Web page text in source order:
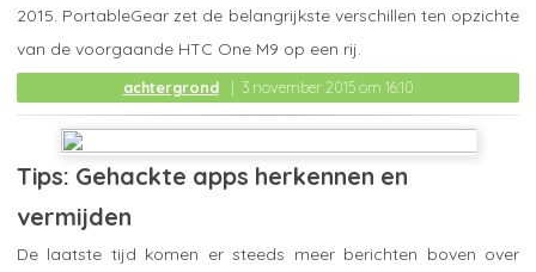
achtergrond 3 november 2015 om 16:10
2015. PortableGear zet de belangrijkste verschillen ten opzichte
van de voorgaande HTC One M9 op een rij.
Tips: Gehackte apps herkennen en
vermijden
De laatste tijd komen er steeds meer berichten boven over